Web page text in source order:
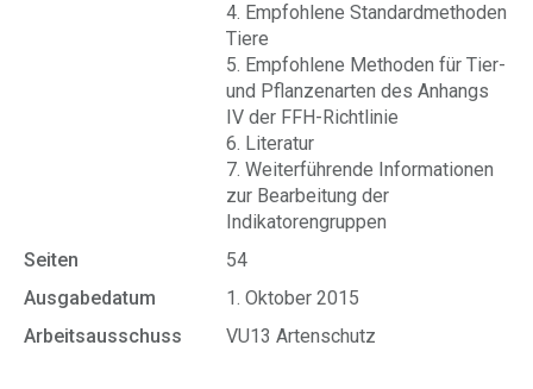
4. Empfohlene Standardmethoden
Tiere
5. Empfohlene Methoden für Tier-
und Pflanzenarten des Anhangs
IV der FFH-Richtlinie
6. Literatur
7. Weiterführende Informationen
zur Bearbeitung der
Indikatorengruppen
Seiten
54
Ausgabedatum
1. Oktober 2015
Arbeitsausschuss
VU13 Artenschutz